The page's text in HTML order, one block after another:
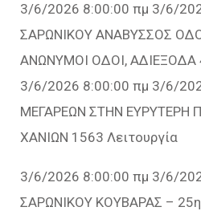
3/6/2026 8:00:00 πμ 3/6/
ΣΑΡΩΝΙΚΟΥ ΑΝΑΒΥΣΣΟΣ
ΑΝΩΝΥΜΟΙ ΟΔΟΙ, ΑΔΙΕΞΟΔΑ
3/6/2026 8:00:00 πμ 3/6/
ΜΕΓΑΡΕΩΝ ΣΤΗΝ ΕΥΡΥΤΕΡΗ
ΧΑΝΙΩΝ 1563 Λειτουργία
3/6/2026 8:00:00 πμ 3/6/
ΣΑΡΩΝΙΚΟΥ ΚΟΥΒΑΡΑΣ –